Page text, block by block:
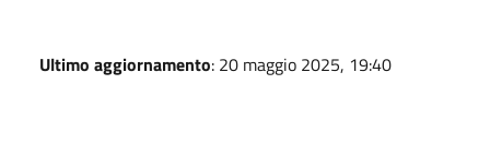
Ultimo aggiornamento: 20 maggio 2025, 19:40